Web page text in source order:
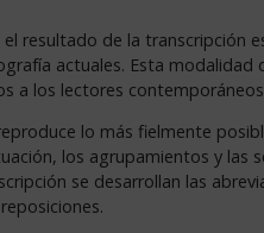
el resultado de la transcripción
actuales. Esta modalidad
a los lectores
lo más fielmente
los agrupamientos y las
se desarrollan las